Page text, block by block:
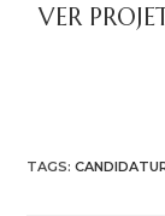
VER
TAGS: